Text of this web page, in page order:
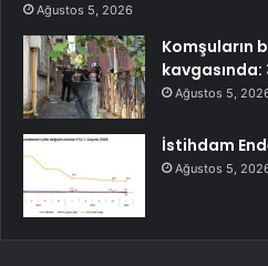
Ağustos 5, 2026
Komşuların
kavgasında:
Ağustos 5,
İstihdam
Ağustos 5,